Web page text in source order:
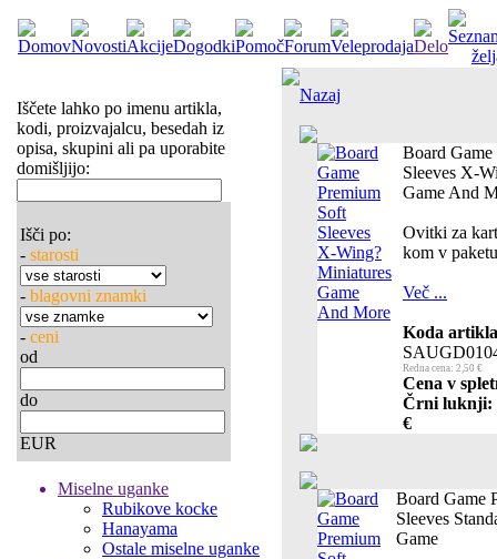
Iščete lahko po imenu artikla,
kodi, proizvajalcu, besedah iz
opisa, skupini ali pa uporabite
domišljijo:
Išči po:
- starosti
- blagovni znamki
- ceni
od
do
EUR
Miselne uganke
Rubikove kocke
Hanayama
Ostale miselne uganke
Nazaj
Board
Sleeves X-
Game And
Ovitki za
kom v
Več ...
Koda
Redna cena: 2,50 €
Cena v
Črni luknji:
€
Board Game
Sleeves
Game